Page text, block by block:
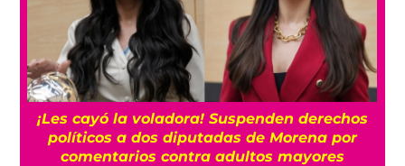
¡Les cayó la voladora! Suspenden derechos
políticos a dos diputadas de Morena por
comentarios contra adultos mayores